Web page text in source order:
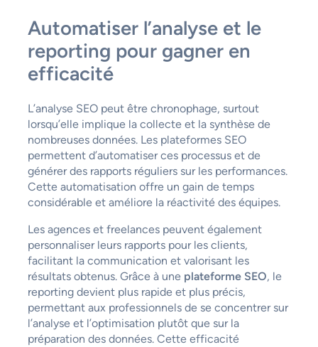
Automatiser l’analyse et le
reporting pour gagner en
efficacité
L’analyse SEO peut être chronophage, surtout
lorsqu’elle implique la collecte et la synthèse de
nombreuses données. Les plateformes SEO
permettent d’automatiser ces processus et de
générer des rapports réguliers sur les performances.
Cette automatisation offre un gain de temps
considérable et améliore la réactivité des équipes.
Les agences et freelances peuvent également
personnaliser leurs rapports pour les clients,
facilitant la communication et valorisant les
résultats obtenus. Grâce à une plateforme SEO, le
reporting devient plus rapide et plus précis,
permettant aux professionnels de se concentrer sur
l’analyse et l’optimisation plutôt que sur la
préparation des données. Cette efficacité